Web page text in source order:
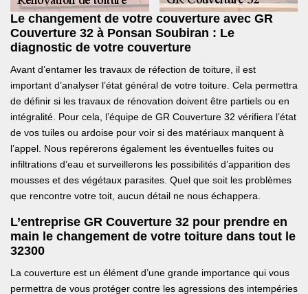
Le changement de votre couverture avec GR
Couverture 32 à Ponsan Soubiran : Le
diagnostic de votre couverture
Avant d’entamer les travaux de réfection de toiture, il est
important d’analyser l’état général de votre toiture. Cela permettra
de définir si les travaux de rénovation doivent être partiels ou en
intégralité. Pour cela, l’équipe de GR Couverture 32 vérifiera l’état
de vos tuiles ou ardoise pour voir si des matériaux manquent à
l’appel. Nous repérerons également les éventuelles fuites ou
infiltrations d’eau et surveillerons les possibilités d’apparition des
mousses et des végétaux parasites. Quel que soit les problèmes
que rencontre votre toit, aucun détail ne nous échappera.
L’entreprise GR Couverture 32 pour prendre en
main le changement de votre toiture dans tout le
32300
La couverture est un élément d’une grande importance qui vous
permettra de vous protéger contre les agressions des intempéries